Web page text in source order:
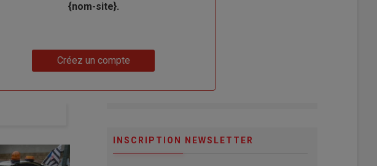
{nom-site}.
Créez un compte
INSCRIPTION NEWSLETTER